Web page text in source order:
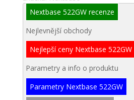
Nextbase 522GW recenze
Nejlevnější obchody
Nejlepší ceny Nextbase 522GW
Parametry a info o produktu
Parametry Nextbase 522GW